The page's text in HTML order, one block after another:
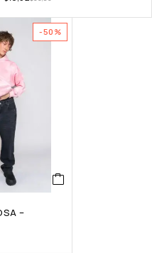
-50%
–